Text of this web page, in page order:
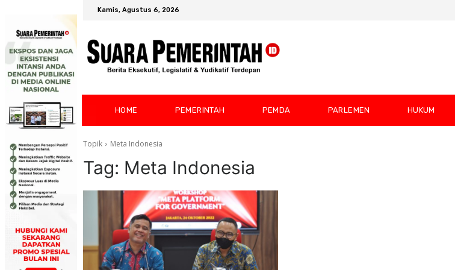
Kamis, Agustus 6, 2026
HOME PEMERINTAH PEMDA PARLEMEN HUKUM
Topik Meta Indonesia
Tag: Meta Indonesia